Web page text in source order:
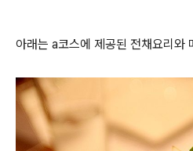
아래는 a코스에 제공된 전채요리와